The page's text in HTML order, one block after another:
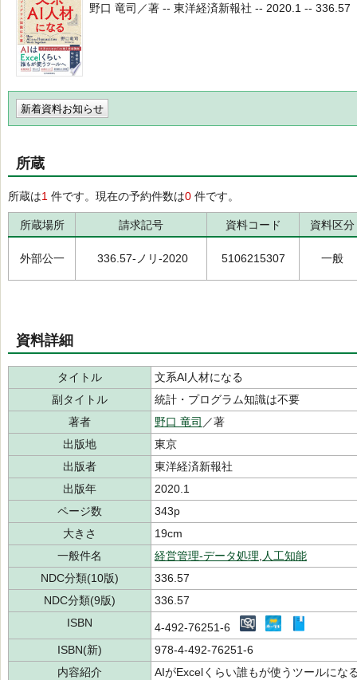
野口 竜司／著 -- 東洋経済新報社 -- 2020.1 -- 336.57
新着資料お知らせ
所蔵
所蔵は1 件です。現在の予約件数は0 件です。
所蔵場所 請求記号 資料コード 資料区分
外部公一 336.57-ノリ-2020 5106215307 一般
資料詳細
タイトル
文系AI人材になる
副タイトル
統計・プログラム知識は不要
著者
野口 竜司 ／著
出版地
東京
出版者
東洋経済新報社
出版年
2020.1
ページ数
343p
大きさ
19cm
一般件名
経営管理-データ処理 人工知能
NDC分類(10版)
336.57
NDC分類(9版)
336.57
ISBN
4-492-76251-6
ISBN(新)
978-4-492-76251-6
内容紹介
AIがExcelくらい誰もが使うツールにな